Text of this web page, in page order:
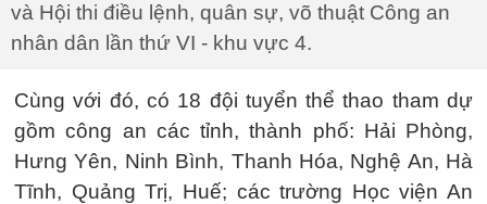
và Hội thi điều lệnh, quân sự, võ thuật Công an
nhân dân lần thứ VI - khu vực 4.
Cùng với đó, có 18 đội tuyển thể thao tham dự
gồm công an các tỉnh, thành phố: Hải Phòng,
Hưng Yên, Ninh Bình, Thanh Hóa, Nghệ An, Hà
Tĩnh, Quảng Trị, Huế; các trường Học viện An